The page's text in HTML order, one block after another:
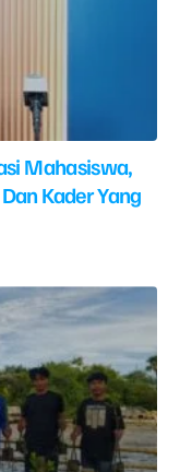
Mahasiswa,
Kader Yang